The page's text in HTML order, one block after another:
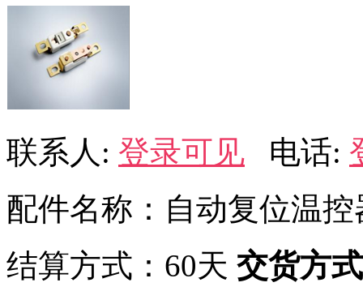
联系人: 登录可见 电话:
配件名称：自动复位温控
结算方式：60天 交货方